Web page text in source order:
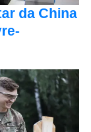
da China